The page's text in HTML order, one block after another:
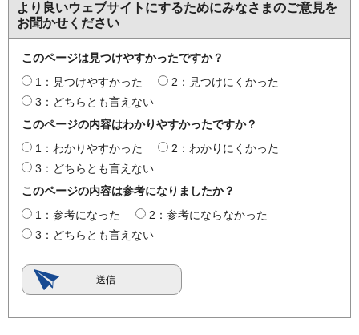
より良いウェブサイトにするためにみなさまのご意見を
お聞かせください
このページは見つけやすかったですか？
1：見つけやすかった
2：見つけにくかった
3：どちらとも言えない
このページの内容はわかりやすかったですか？
1：わかりやすかった
2：わかりにくかった
3：どちらとも言えない
このページの内容は参考になりましたか？
1：参考になった
2：参考にならなかった
3：どちらとも言えない